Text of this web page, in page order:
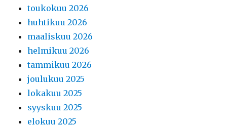
toukokuu 2026
huhtikuu 2026
maaliskuu 2026
helmikuu 2026
tammikuu 2026
joulukuu 2025
lokakuu 2025
syyskuu 2025
elokuu 2025